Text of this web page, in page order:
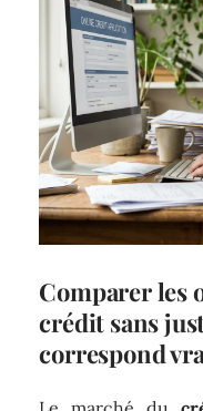
Comparer les
crédit sans
correspond